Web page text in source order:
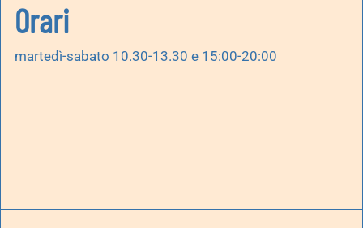
Orari
martedì-sabato 10.30-13.30 e 15:00-20:00